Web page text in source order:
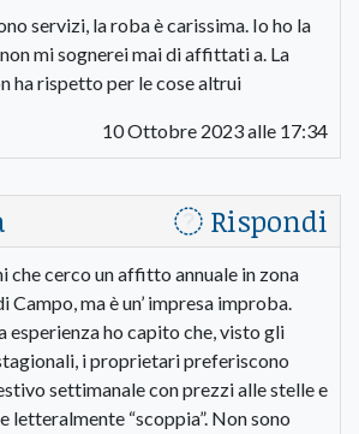
servizi, la roba è carissima. Io ho la
mi sognerei mai di affittati a. La
ha rispetto per le cose altrui
10 Ottobre 2023 alle 17:34
Rispondi
che cerco un affitto annuale in zona
Campo, ma è un’ impresa improba.
esperienza ho capito che, visto gli
i proprietari preferiscono
settimanale con prezzi alle stelle e
letteralmente “scoppia”. Non sono